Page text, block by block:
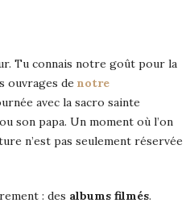
Tu connais notre goût pour la
ouvrages de notre
avec la sacro sainte
son papa. Un moment où l’on
n’est pas seulement réservée
: des albums filmés.